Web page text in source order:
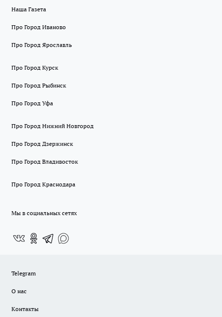
Наша Газета
Про Город Иваново
Про Город Ярославль
Про Город Курск
Про Город Рыбинск
Про Город Уфа
Про Город Нижний Новгород
Про Город Дзержинск
Про Город Владивосток
Про Город Краснодара
Мы в социальных сетях
Telegram
О нас
Контакты